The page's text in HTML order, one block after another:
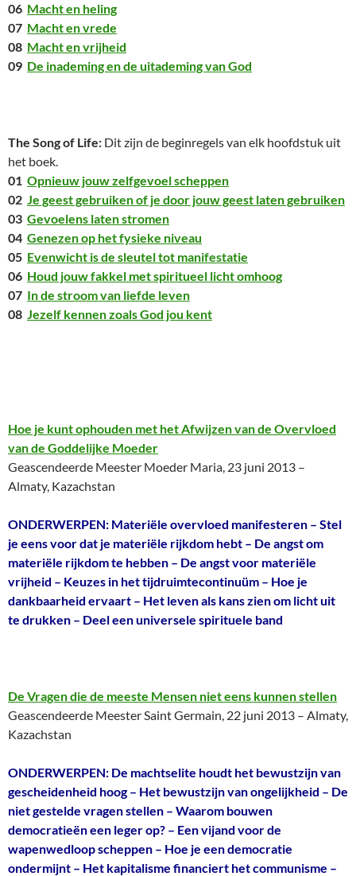
06 Macht en heling
07 Macht en vrede
08 Macht en vrijheid
09 De inademing en de uitademing van God
The Song of Life: Dit zijn de beginregels van elk hoofdstuk uit
het boek.
01 Opnieuw jouw zelfgevoel scheppen
02 Je geest gebruiken of je door jouw geest laten gebruiken
03 Gevoelens laten stromen
04 Genezen op het fysieke niveau
05 Evenwicht is de sleutel tot manifestatie
06 Houd jouw fakkel met spiritueel licht omhoog
07 In de stroom van liefde leven
08 Jezelf kennen zoals God jou kent
Hoe je kunt ophouden met het Afwijzen van de Overvloed
van de Goddelijke Moeder
Geascendeerde Meester Moeder Maria, 23 juni 2013 –
Almaty, Kazachstan
ONDERWERPEN: Materiële overvloed manifesteren – Stel
je eens voor dat je materiële rijkdom hebt – De angst om
materiële rijkdom te hebben – De angst voor materiële
vrijheid – Keuzes in het tijdruimtecontinuüm – Hoe je
dankbaarheid ervaart – Het leven als kans zien om licht uit
te drukken – Deel een universele spirituele band
De Vragen die de meeste Mensen niet eens kunnen stellen
Geascendeerde Meester Saint Germain, 22 juni 2013 – Almaty,
Kazachstan
ONDERWERPEN: De machtselite houdt het bewustzijn van
gescheidenheid hoog – Het bewustzijn van ongelijkheid – De
niet gestelde vragen stellen – Waarom bouwen
democratieën een leger op? – Een vijand voor de
wapenwedloop scheppen – Hoe je een democratie
ondermijnt – Het kapitalisme financiert het communisme –